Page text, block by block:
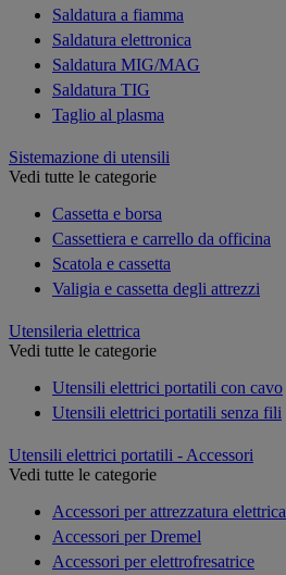
Saldatura a fiamma
Saldatura elettronica
Saldatura MIG/MAG
Saldatura TIG
Taglio al plasma
Sistemazione di utensili
Vedi tutte le categorie
Cassetta e borsa
Cassettiera e carrello da officina
Scatola e cassetta
Valigia e cassetta degli attrezzi
Utensileria elettrica
Vedi tutte le categorie
Utensili elettrici portatili con cavo
Utensili elettrici portatili senza fili
Utensili elettrici portatili - Accessori
Vedi tutte le categorie
Accessori per attrezzatura elettrica
Accessori per Dremel
Accessori per elettrofresatrice